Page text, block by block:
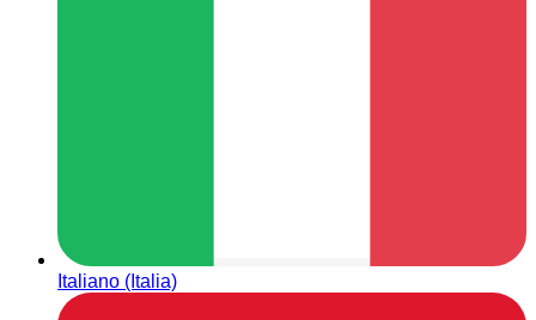
Italiano (Italia)